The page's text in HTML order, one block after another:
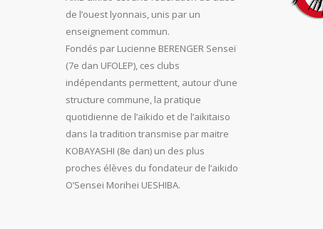
de l’ouest lyonnais, unis par un
enseignement commun.
Fondés par Lucienne BERENGER Senseï
(7e dan UFOLEP), ces clubs
indépendants permettent, autour d’une
structure commune, la pratique
quotidienne de l’aïkido et de l’aikitaiso
dans la tradition transmise par maitre
KOBAYASHI (8e dan) un des plus
proches élèves du fondateur de l’aikido
O’Sensei Morihei UESHIBA.